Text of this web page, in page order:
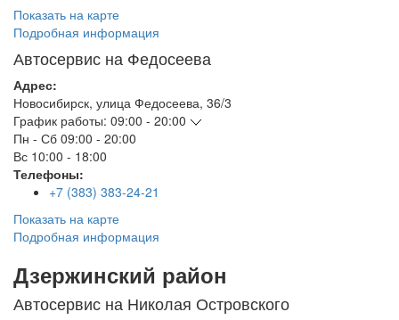
Показать на карте
Подробная информация
Автосервис на Федосеева
Адрес:
Новосибирск, улица Федосеева, 36/3
График работы: 09:00 - 20:00
Пн - Сб 09:00 - 20:00
Вс 10:00 - 18:00
Телефоны:
+7 (383) 383-24-21
Показать на карте
Подробная информация
Дзержинский район
Автосервис на Николая Островского